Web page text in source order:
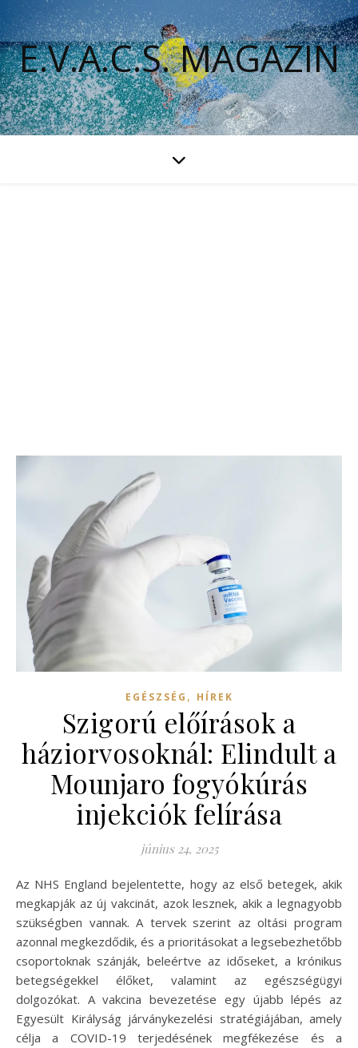
E.V.A.C.S. MAGAZIN
EGÉSZSÉG , HÍREK
Szigorú előírások a
háziorvosoknál: Elindult a
Mounjaro fogyókúrás
injekciók felírása
június 24, 2025
Az NHS England bejelentette, hogy az első betegek, akik
megkapják az új vakcinát, azok lesznek, akik a legnagyobb
szükségben vannak. A tervek szerint az oltási program
azonnal megkezdődik, és a prioritásokat a legsebezhetőbb
csoportoknak szánják, beleértve az időseket, a krónikus
betegségekkel élőket, valamint az egészségügyi
dolgozókat. A vakcina bevezetése egy újabb lépés az
Egyesült Királyság járványkezelési stratégiájában, amely
célja a COVID-19 terjedésének megfékezése és a